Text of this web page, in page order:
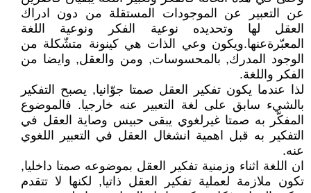
عن التعبير عن الموجودات المستقلة من دون ادراك
العقل لها وتحديده نوعية الفكر ونوعية اللغة
المعبّرةعنها.ويكون وعي الذات هي كينونة متشّكلة من
الوجود المدرك, بالمحسوسات, ومن والعقل, وايضا من
الفكر واللغة.
لذا عندما يكون تفكير العقل صمتا جوّانيا, يصبح التفكير
بالشيء سابق على لغة التعبير عنه خارجيا. فالموضوع
المفكّر به صمتا غيرلغوي يبقى حبيس وصاية العقل في
التفكير به قبل اهمية انشغال العقل في التعبير اللغوي
عنه.
ان اللغة اثناء وزمنية تفكير العقل بموضوعه صمتا داخليا,
تكون ملازمة لعملية تفكير العقل ذاتيا, لكنها لا تتقدم